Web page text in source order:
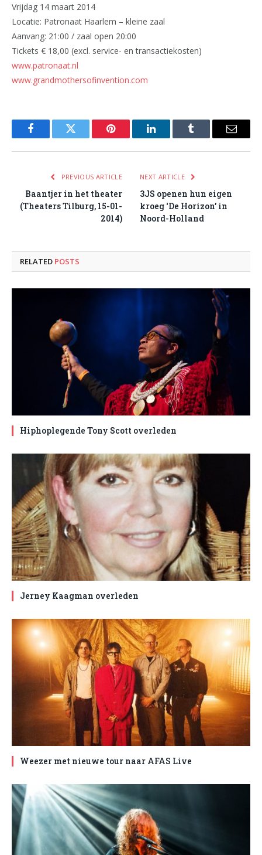
Vrijdag 14 maart 2014
Locatie: Patronaat Haarlem – kleine zaal
Aanvang: 21:00 / zaal open 20:00
Tickets € 18,00 (excl. service- en transactiekosten)
www.patronaat.nl
www.grandmothersofinvention.com
FacebookTwitter Pinterest LinkedInTumblr Email
PREVIOUS ARTICLE
Baantjer in het theater
(Theaters Tilburg, 15-01-
2014)
NEXT ARTICLE
3JS openen hun eigen
kroeg ‘De Horizon’ in
Noord-Holland
RELATED POSTS
Hiphoplegende Tony Scott overleden
Jerney Kaagman overleden
Weezer met nieuwe tour naar AFAS Live